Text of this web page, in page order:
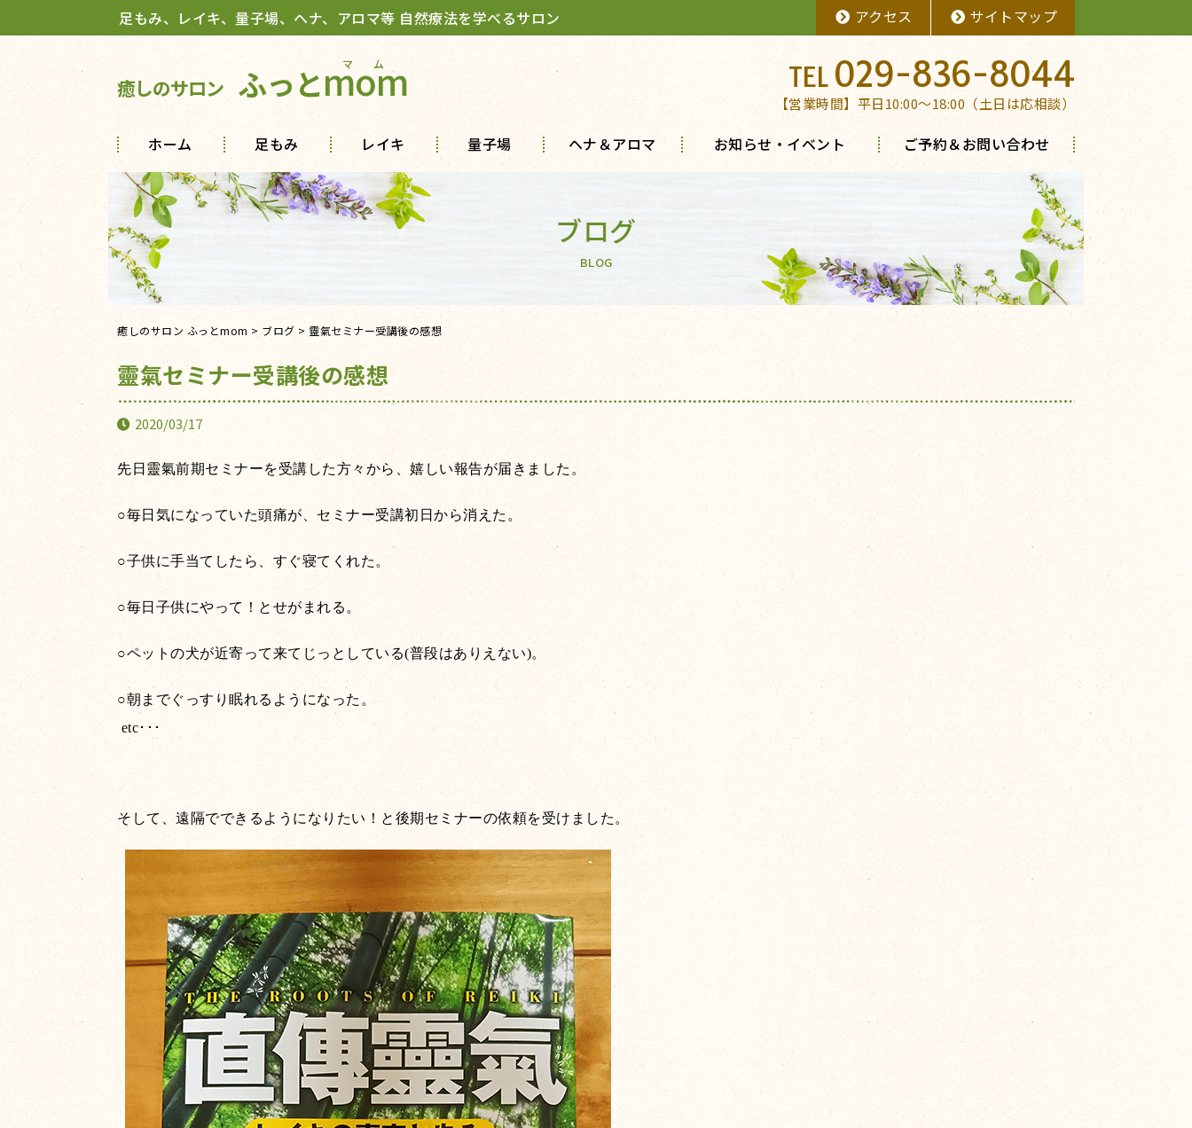
足もみ、レイキ、量子場、ヘナ、アロマ等 自然療法を学べるサロン アクセス サイトマップ
癒しのサロン ふっとmom 029-836-8044
【営業時間】平日10:00～18:00（土日は応相談）
ホーム 足もみ レイキ 量子場 ヘナ＆アロマ お知らせ・イベント ご予約＆お問い合わせ
ブログ
BLOG
癒しのサロン ふっとmom > ブログ > 靈氣セミナー受講後の感想
靈氣セミナー受講後の感想
2020/03/17
先日靈氣前期セミナーを受講した方々から、嬉しい報告が届きました。
○毎日気になっていた頭痛が、セミナー受講初日から消えた。
○子供に手当てしたら、すぐ寝てくれた。
○毎日子供にやって！とせがまれる。
○ペットの犬が近寄って来てじっとしている(普段はありえない)。
○朝までぐっすり眠れるようになった。
etc･･･
そして、遠隔でできるようになりたい！と後期セミナーの依頼を受けました。